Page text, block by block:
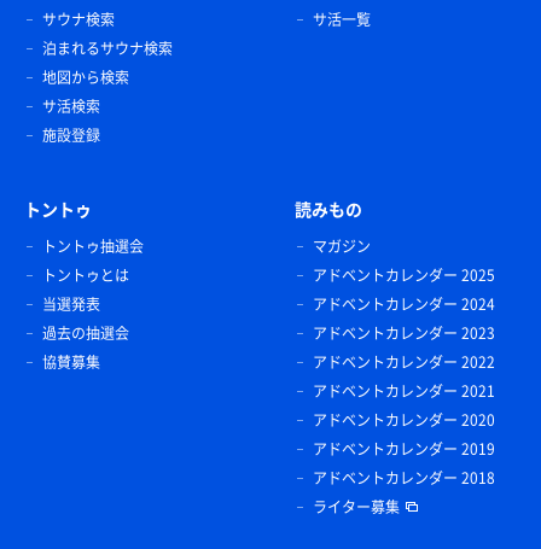
サウナ検索
泊まれるサウナ検索
地図から検索
サ活検索
施設登録
サ活一覧
トントゥ
トントゥ抽選会
トントゥとは
当選発表
過去の抽選会
協賛募集
読みもの
マガジン
アドベントカレンダー 2025
アドベントカレンダー 2024
アドベントカレンダー 2023
アドベントカレンダー 2022
アドベントカレンダー 2021
アドベントカレンダー 2020
アドベントカレンダー 2019
アドベントカレンダー 2018
ライター募集